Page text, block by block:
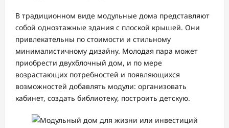
В традиционном виде модульные дома представляют
собой одноэтажные здания с плоской крышей. Они
привлекательны по стоимости и стильному
минималистичному дизайну. Молодая пара может
приобрести двухблочный дом, и по мере
возрастающих потребностей и появляющихся
возможностей добавлять модули: организовать
кабинет, создать библиотеку, построить детскую.